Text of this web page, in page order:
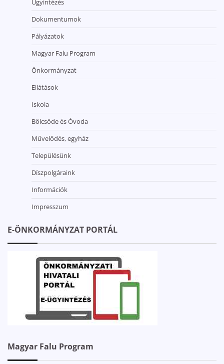
Dokumentumok
Pályázatok
Magyar Falu Program
Önkormányzat
Ellátások
Iskola
Bölcsöde és Óvoda
Művelődés, egyház
Településünk
Díszpolgáraink
Információk
Impresszum
E-ÖNKORMÁNYZAT PORTÁL
Magyar Falu Program